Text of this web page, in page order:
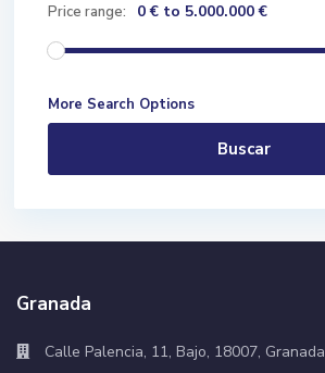
Price range: 0 € to 5.000.000 €
More Search Options
Buscar
Granada
Calle Palencia, 11, Bajo, 18007, Granada